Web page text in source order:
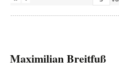
Maximilian Breitfuß